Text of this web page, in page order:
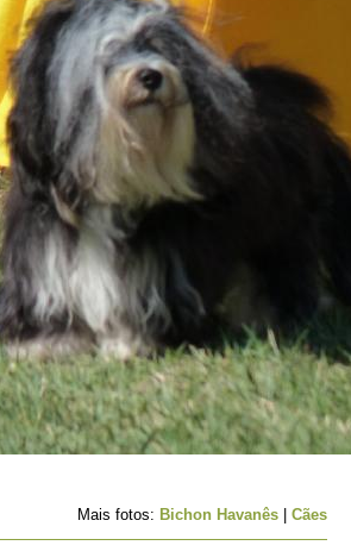
Mais fotos: Bichon Havanês Cães